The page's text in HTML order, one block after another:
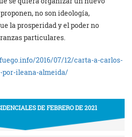
no son ideología,
la prosperidad y el poder no
particulares.
2016/07/12/carta-a-carlos-
por-ileana-almeida/
DE FEBRERO DE 2021